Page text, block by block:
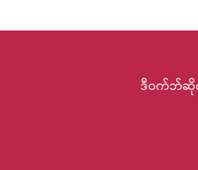
ဒီဝက်ဘ်ဆို